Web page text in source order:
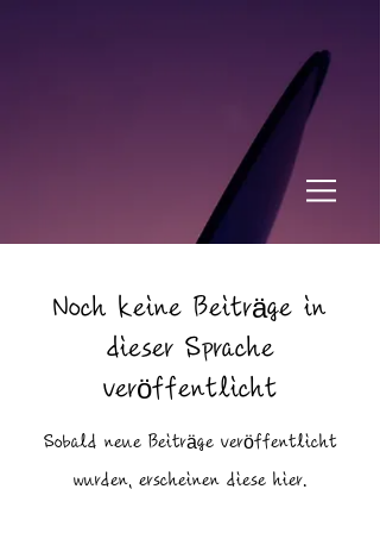
Noch keine Beiträge in
dieser Sprache
veröffentlicht
Sobald neue Beiträge veröffentlicht
wurden, erscheinen diese hier.